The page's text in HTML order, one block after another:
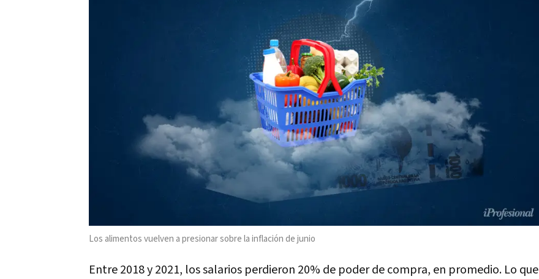
Los alimentos vuelven a presionar sobre la inflación de junio
Entre 2018 y 2021, los salarios perdieron 20% de poder de compra, en promedio. Lo que